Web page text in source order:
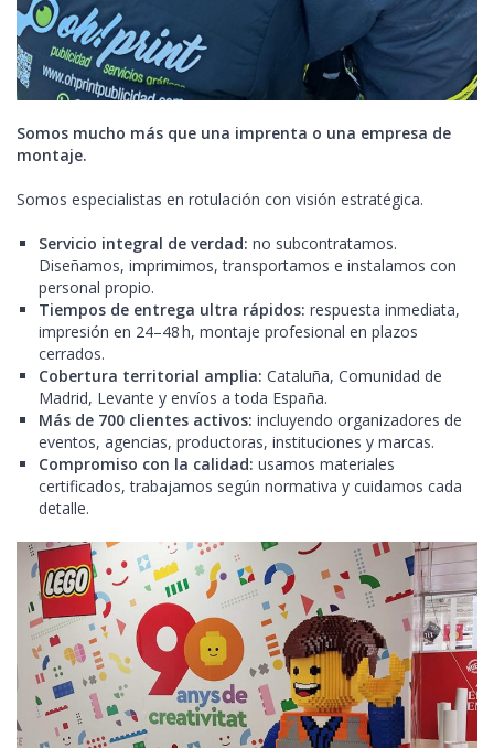
Somos mucho más que una imprenta o una empresa de
montaje.
Somos especialistas en rotulación con visión estratégica.
Servicio integral de verdad: no subcontratamos.
Diseñamos, imprimimos, transportamos e instalamos con
personal propio.
Tiempos de entrega ultra rápidos: respuesta inmediata,
impresión en 24–48 h, montaje profesional en plazos
cerrados.
Cobertura territorial amplia: Cataluña, Comunidad de
Madrid, Levante y envíos a toda España.
Más de 700 clientes activos: incluyendo organizadores de
eventos, agencias, productoras, instituciones y marcas.
Compromiso con la calidad: usamos materiales
certificados, trabajamos según normativa y cuidamos cada
detalle.